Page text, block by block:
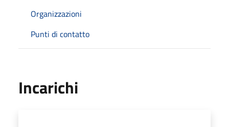
Organizzazioni
Punti di contatto
Incarichi